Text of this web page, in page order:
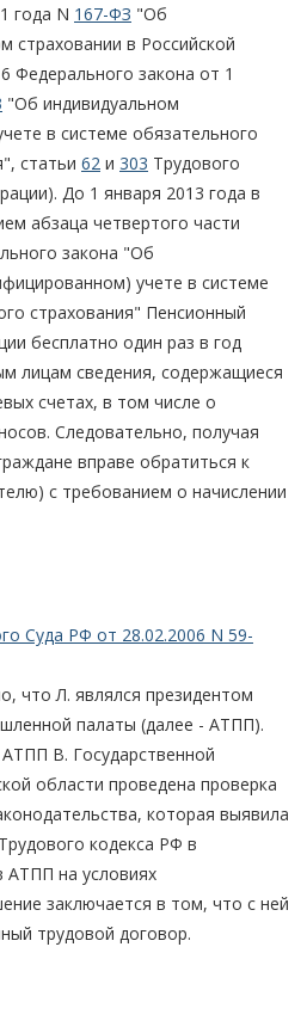
года N 167-ФЗ "Об
страховании в Российской
Федерального закона от 1
"Об индивидуальном
в системе обязательного
статьи 62 и 303 Трудового
До 1 января 2013 года в
абзаца четвертого части
закона "Об
учете в системе
страхования" Пенсионный
бесплатно один раз в год
лицам сведения, содержащиеся
счетах, в том числе о
Следовательно, получая
вправе обратиться к
с требованием о начислении
Суда РФ от 28.02.2006 N 59-
что Л. являлся президентом
палаты (далее - АТПП).
В. Государственной
области проведена проверка
которая выявила
Трудового кодекса РФ в
АТПП на условиях
заключается в том, что с ней
трудовой договор.